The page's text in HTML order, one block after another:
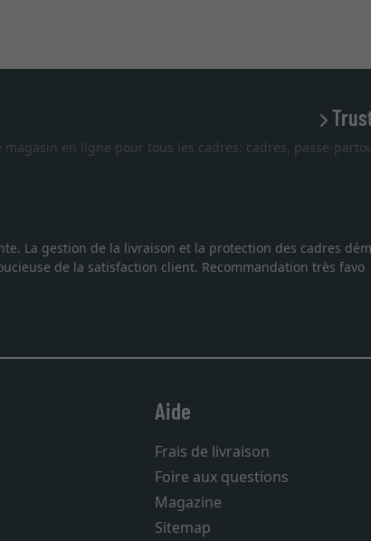
magasin en ligne pour tous les cadres: cadres, passe-
La gestion de la livraison et la protection des cadres
de la satisfaction client. Recommandation très favo
Aide
Frais de livraison
Foire aux questions
Magazine
Sitemap